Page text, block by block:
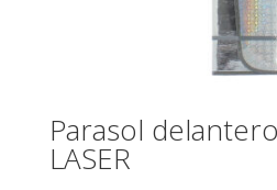
Parasol
LASER